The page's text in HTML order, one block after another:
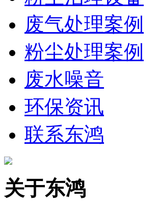
废气处理案例
粉尘处理案例
废水噪音
环保资讯
联系东鸿
关于东鸿